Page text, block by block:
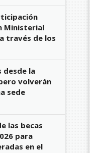
Ministerial
través de los
desde la
volverán
sede
las becas
para
en el